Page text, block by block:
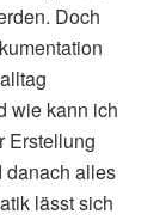
Doch
wie kann ich
Erstellung
danach alles
lässt sich